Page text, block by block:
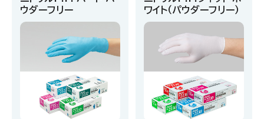
ウダーフリー
ワイト（パウダーフリー）